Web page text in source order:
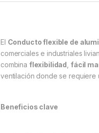
El Conducto flexible de
comerciales e industriales
combina flexibilidad fácil
ventilación donde se requiere
Beneficios clave